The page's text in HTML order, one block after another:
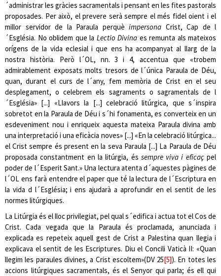
´administrar les gràcies sacramentals i pensant en les fites pastorals
proposades. Per això, el prevere serà sempre el més fidel oient i el
millor servidor de la Paraula perquè impersona Crist, Cap de l
´Església. No oblidem que la Lectio Divina es remunta als mateixos
orígens de la vida eclesial i que ens ha acompanyat al llarg de la
nostra història. Però l´OL, nn. 3 i 4, accentua que «trobem
admirablement exposats molts tresors de l´única Paraula de Déu,
quan, durant el curs de l´any, fem memòria de Crist en el seu
desplegament, o celebrem els sagraments o sagramentals de l
´Església» [...] «Llavors la [...] celebració litúrgica, que s´inspira
sobretot en la Paraula de Déu i s´hi fonamenta, es converteix en un
esdeveniment nou i enriqueix aquesta mateixa Paraula divina amb
una interpretació i una eficàcia noves» [...] «En la celebració litúrgica...
el Crist sempre és present en la seva Paraula [...] La Paraula de Déu
proposada constantment en la litúrgia, és sempre viva i eficaçpel
poder de l´Esperit Sant.» Una lectura atenta d´aquestes pàgines de
l´OL ens farà entendre el paper que té la lectura de l´Escriptura en
la vida d l´Església; i ens ajudarà a aprofundir en el sentit de les
normes litúrgiques.
La Litúrgia és el lloc privilegiat, pel qual s´edifica i actua tot el Cos de
Crist. Cada vegada que la Paraula és proclamada, anunciada i
explicada es repeteix aquell gest de Crist a Palestina quan llegia i
explicava el sentit de les Escriptures. Diu el Concili Vaticà II: «Quan
llegim les paraules divines, a Crist escoltem»(DV 25[5]). En totes les
accions litúrgiques sacramentals, és el Senyor qui parla; és ell qui